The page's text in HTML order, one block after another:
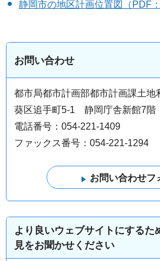
静岡市の地区計画位置図（PDF
お問い合わせ
都市局都市計画部都市計画課土地
葵区追手町5-1 静岡庁舎新館7階
電話番号：054-221-1409
ファックス番号：054-221-1294
より良いウェブサイトにするた
見をお聞かせください